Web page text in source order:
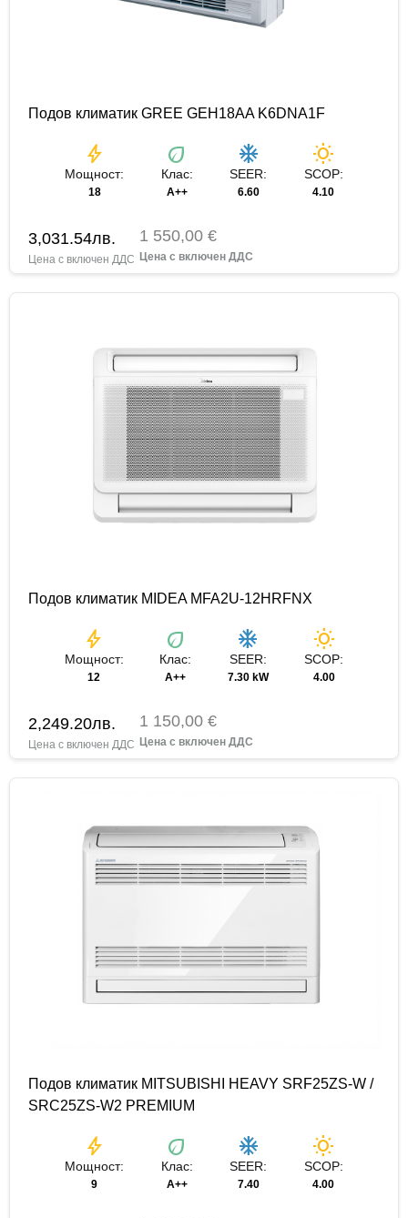
Подов климатик GREE GEH18AA K6DNA1F
bolt
Мощност:
18
eco
Клас:
A++
ac_unit
SEER:
6.60
wb_sunny
SCOP:
4.10
3,031.54лв. 1 550,00 €
Подов климатик MIDEA MFA2U-12HRFNX
bolt
Мощност:
12
eco
Клас:
A++
ac_unit
SEER:
7.30 kW
wb_sunny
SCOP:
4.00
2,249.20лв. 1 150,00 €
Подов климатик MITSUBISHI HEAVY SRF25ZS-W /
SRC25ZS-W2 PREMIUM
bolt
Мощност:
9
eco
Клас:
A++
ac_unit
SEER:
7.40
wb_sunny
SCOP:
4.00